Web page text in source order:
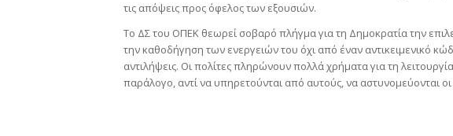
τις απόψεις προς όφελος των εξουσιών.
Το ΔΣ του ΟΠΕΚ θεωρεί σοβαρό πλήγμα για τη Δημοκρατία την
την καθοδήγηση των ενεργειών του όχι από έναν αντικειμενικό
αντιλήψεις. Οι πολίτες πληρώνουν πολλά χρήματα για τη
παράλογο, αντί να υπηρετούνται από αυτούς, να αστυνομεύονται οι